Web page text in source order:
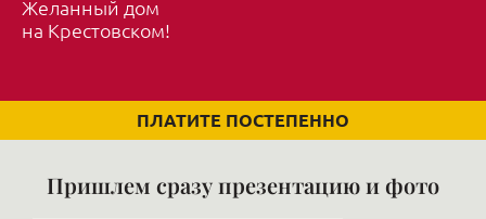
Желанный дом
на Крестовском!
ПЛАТИТЕ ПОСТЕПЕННО
Пришлем сразу презентацию и фото